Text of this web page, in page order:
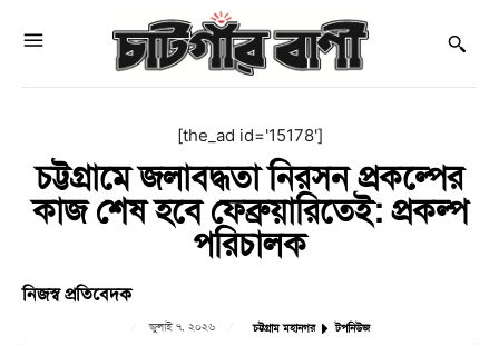
[the_ad id='15178']
চট্টগ্রামে জলাবদ্ধতা নিরসন প্রকল্পের
কাজ শেষ হবে ফেব্রুয়ারিতেই: প্রকল্প
পরিচালক
নিজস্ব প্রতিবেদক
জুলাই ৭, ২০২৬ চট্টগ্রাম মহানগর টপনিউজ